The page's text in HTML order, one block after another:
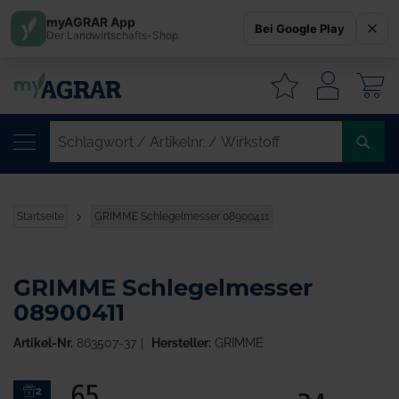
Startseite GRIMME Schlegelmesser 08900411
Zum2
GRIMME Schlegelmesser
08900411
Artikel-Nr. 863507-37 Hersteller:GRIMME
myAGRAR App
Der Landwirtschafts-Shop Bei Google Play